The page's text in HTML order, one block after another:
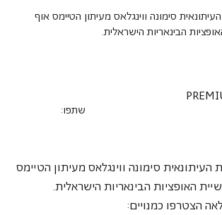
סימונה ווינגלאס מעיתון הטיימס אוף
הבינאריות הישראלית.
שתפו:
העיתונאית סימונה ווינגלאס מעיתון הטיימס
האופציות הבינאריות הישראלית.
הצטרפו כמנויים: